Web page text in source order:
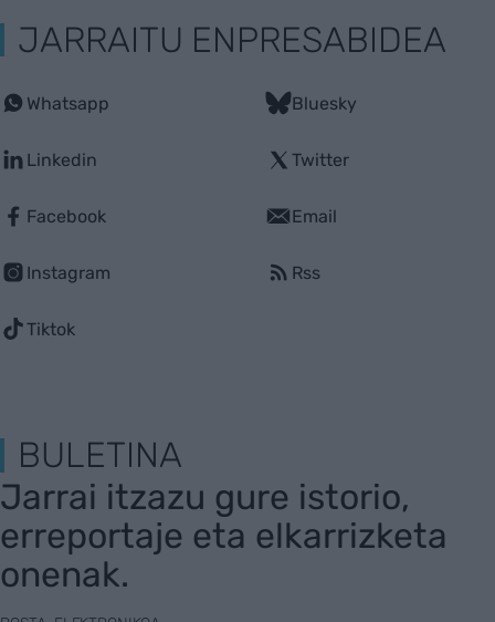
JARRAITU ENPRESABIDEA
Whatsapp
Linkedin
Facebook
Instagram
Tiktok
Bluesky
Twitter
Email
Rss
BULETINA
Jarrai itzazu gure istorio,
erreportaje eta elkarrizketa
onenak.